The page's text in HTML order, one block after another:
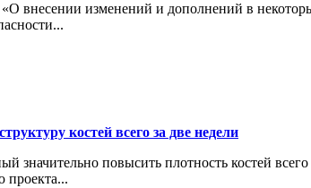
внесении изменений и дополнений в
костей всего за две недели
повысить плотность костей
проекта...